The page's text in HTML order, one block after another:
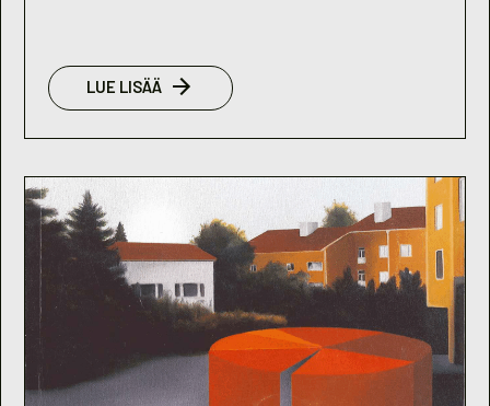
LUE LISÄÄ:
NUORISOBAROMETRI